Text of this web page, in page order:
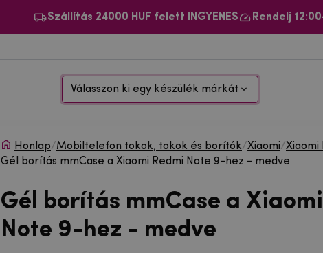
Szállítás 24000 HUF felett INGYENES Rendelj
Válasszon ki egy készülék márkát
Honlap/Mobiltelefon tokok, tokok és borítók/Xiaomi/Xiaomi
Gél borítás mmCase a Xiaomi Redmi Note 9-hez - medve
Gél borítás mmCase a
Note 9-hez - medve